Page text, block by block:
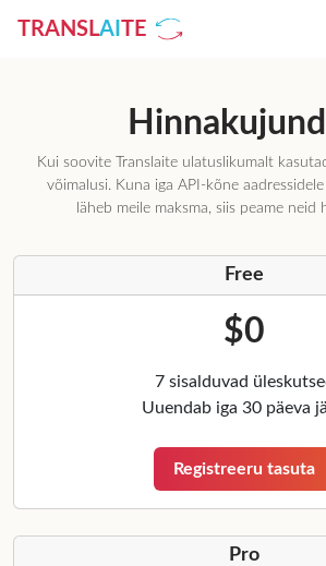
TRANSLAI TE
Kui soovite Translaite ulatuslikumalt
võimalusi. Kuna iga API-kõne
läheb meile maksma, siis peame neid
Free
$0
7 sisalduvad
Uuendab iga 30 päeva
Registreeru tasuta
Pro